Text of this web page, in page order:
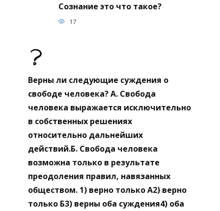
Сознание это что такое?
17
Верны ли следующие суждения о
свободе человека? А. Свобода
человека выражается исключительно
в собственных решениях
относительно дальнейших
действий.Б. Свобода человека
возможна только в результате
преодоления правил, навязанных
обществом. 1) верно только А2) верно
только Б3) верны оба суждения4) оба